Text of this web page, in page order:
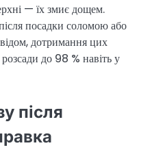
— їх змиє дощем.
посадки соломою або
дотримання цих
до 98 % навіть у
після